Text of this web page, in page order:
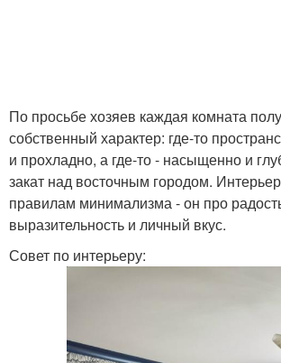
По просьбе хозяев каждая комната
собственный характер: где-то
и прохладно, а где-то - насыщенно и
закат над восточным городом.
правилам минимализма - он про
выразительность и личный вкус.
Совет по интерьеру: